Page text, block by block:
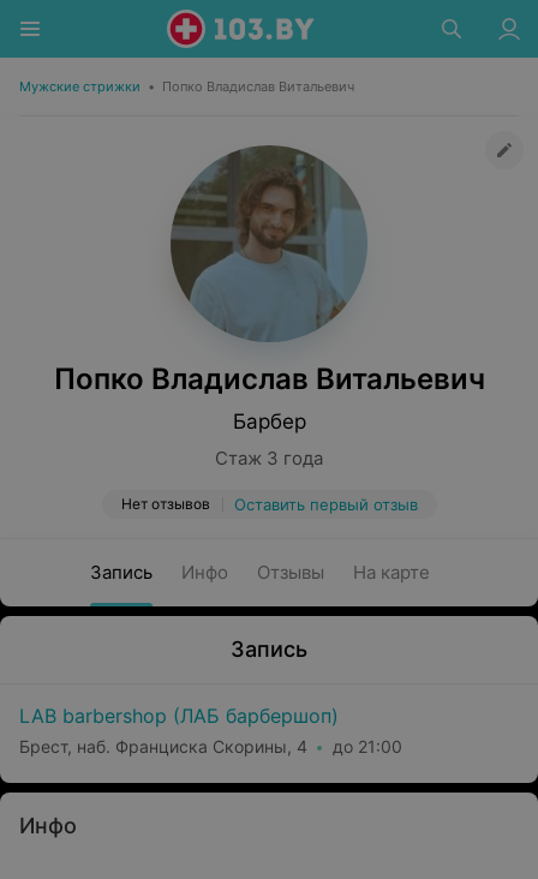
Мужские стрижки • Попко Владислав Витальевич
Попко Владислав Витальевич
Барбер
Стаж 3 года
Нет отзывов Оставить первый отзыв
Запись Инфо Отзывы На карте
Запись
LAB barbershop (ЛАБ барбершоп)
Брест, наб. Франциска Скорины, 4 до 21:00
Инфо